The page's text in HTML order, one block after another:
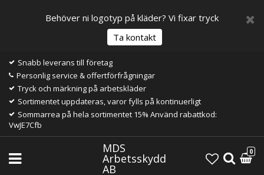
Behöver ni logotyp på kläder? Vi fixar tryck
Ta kontakt
Snabb leverans till företag
Personlig service & offertförfrågningar
Tryck och märkning på arbetskläder
Sortimentet uppdateras, varor fylls på kontinuerligt
Sommarrea på hela sortimentet 15% Använd rabattkod:
VwJE7Cfb
MDS
Arbetsskydd
AB
0